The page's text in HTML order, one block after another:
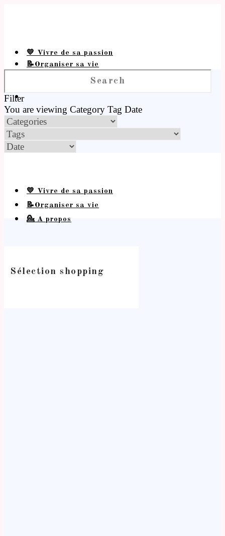
💛 Vivre de sa passion
📝Organiser sa vie
Filter
You are viewing Category Tag Date
💛 Vivre de sa passion
📝Organiser sa vie
💁 A propos
Sélection shopping